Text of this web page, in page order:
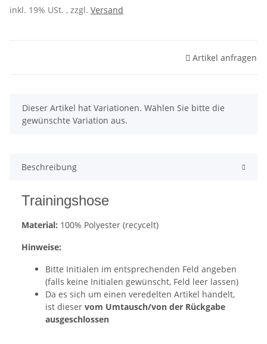
inkl. 19% USt. , zzgl. Versand
Artikel anfragen
x
Dieser Artikel hat Variationen. Wählen Sie bitte die
gewünschte Variation aus.
Beschreibung
Trainingshose
Material: 100% Polyester (recycelt)
Hinweise:
Bitte Initialen im entsprechenden Feld angeben
(falls keine Initialen gewünscht, Feld leer lassen)
Da es sich um einen veredelten Artikel handelt,
ist dieser vom Umtausch/von der Rückgabe
ausgeschlossen